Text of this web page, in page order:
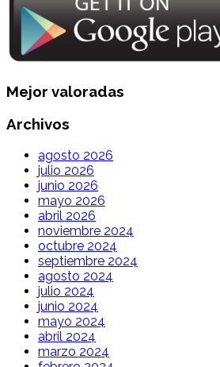
Mejor valoradas
Archivos
agosto 2026
julio 2026
junio 2026
mayo 2026
abril 2026
noviembre 2024
octubre 2024
septiembre 2024
agosto 2024
julio 2024
junio 2024
mayo 2024
abril 2024
marzo 2024